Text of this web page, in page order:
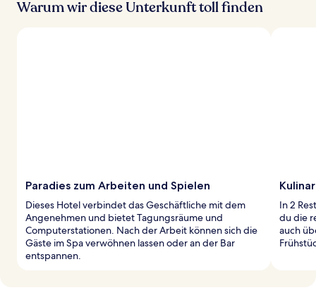
Warum wir diese Unterkunft toll finden
Paradies zum Arbeiten und Spielen
Dieses Hotel verbindet das Geschäftliche mit dem
Angenehmen und bietet Tagungsräume und
Computerstationen. Nach der Arbeit können sich die
Gäste im Spa verwöhnen lassen oder an der Bar
entspannen.
In 2
du die
auch